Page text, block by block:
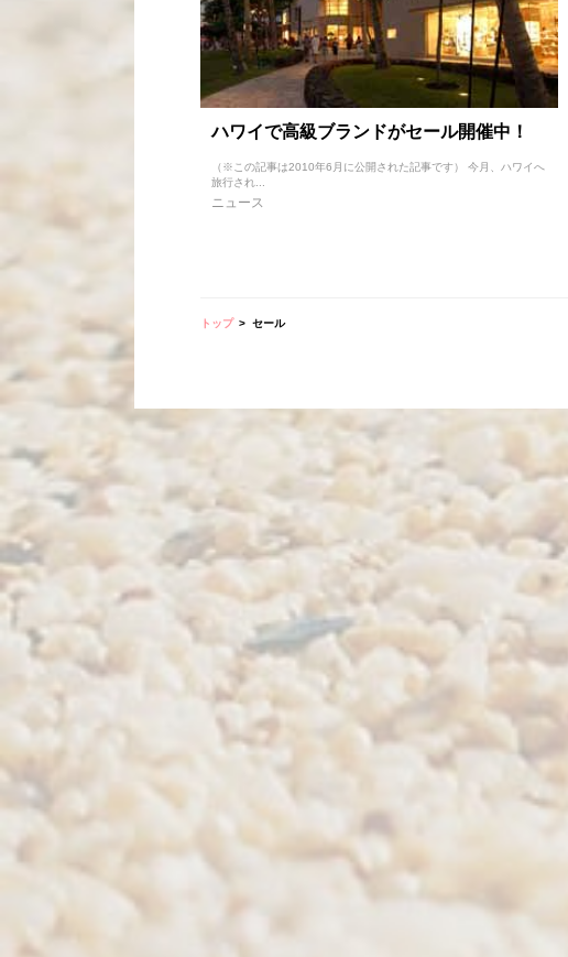
ハワイで高級ブランドがセール開催中！
（※この記事は2010年6月に公開された記事です） 今月、ハワイへ
旅行され...
ニュース
トップ セール